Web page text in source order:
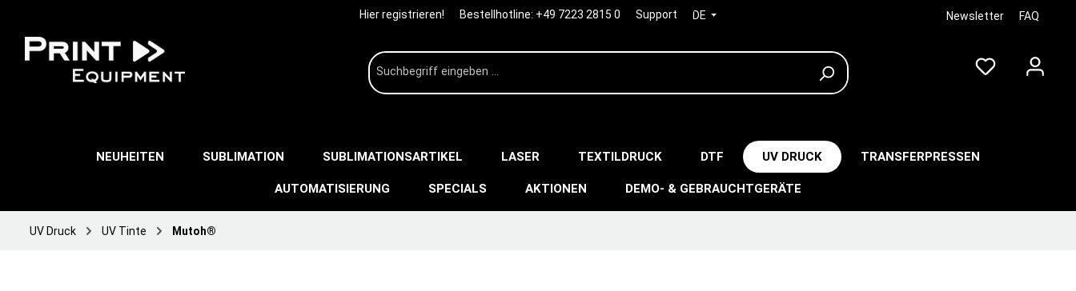
Hier registrieren! Bestellhotline: +49 7223 2815 0 Support DE Newsletter FAQ
NEUHEITEN SUBLIMATION SUBLIMATIONSARTIKEL LASER TEXTILDRUCK DTF UV DRUCK TRANSFERPRESSEN
AUTOMATISIERUNG SPECIALS AKTIONEN DEMO- & GEBRAUCHTGERÄTE
UV Druck UV Tinte Mutoh®